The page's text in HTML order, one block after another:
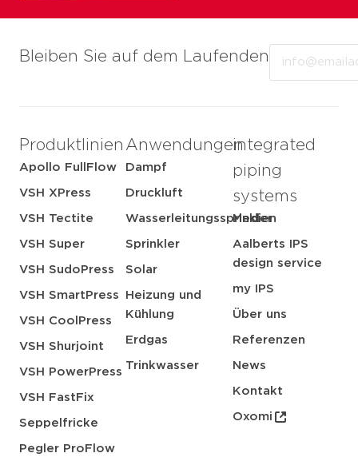
Bleiben Sie auf dem Laufenden
Produktlinien
Apollo FullFlow
VSH XPress
VSH Tectite
VSH Super
VSH SudoPress
VSH SmartPress
VSH CoolPress
VSH Shurjoint
VSH PowerPress
VSH FastFix
Seppelfricke
Pegler ProFlow
Anwendungen
Dampf
Druckluft
Wasserleitungssprinkler
Sprinkler
Solar
Heizung und
Kühlung
Erdgas
Trinkwasser
integrated
piping
systems
Medien
Aalberts IPS
design service
my IPS
Über uns
Referenzen
News
Kontakt
Oxomi